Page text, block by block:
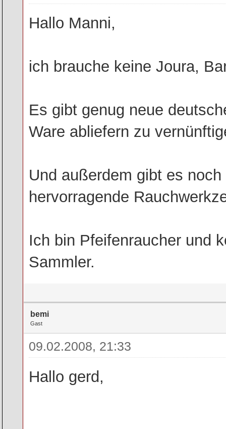
Hallo Manni,
ich brauche keine Joura,
Es gibt genug neue
Ware abliefern zu
Und außerdem gibt es
hervorragende
Ich bin Pfeifenraucher und
Sammler.
bemi
Gast
09.02.2008, 21:33
Hallo gerd,